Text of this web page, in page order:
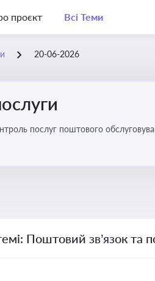
проєкт Всі Теми
20-06-2026
послуг поштового
умов, участі в державних
Поштовий зв’язок та